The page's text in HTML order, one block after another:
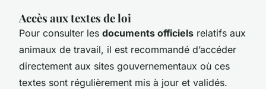
Accès aux textes de loi
Pour consulter les documents officiels relatifs aux
animaux de travail, il est recommandé d’accéder
directement aux sites gouvernementaux où ces
textes sont régulièrement mis à jour et validés.